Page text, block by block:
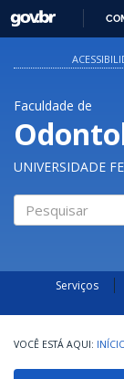
GOVBR
Faculdade de
UNIVERSIDADE
Serviços